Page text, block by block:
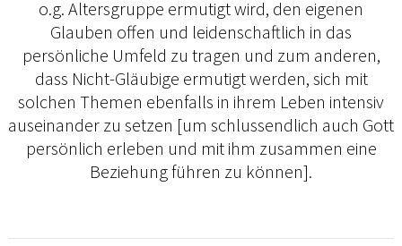
o.g. Altersgruppe ermutigt wird, den eigenen
Glauben offen und leidenschaftlich in das
persönliche Umfeld zu tragen und zum anderen,
dass Nicht-Gläubige ermutigt werden, sich mit
solchen Themen ebenfalls in ihrem Leben intensiv
auseinander zu setzen [um schlussendlich auch Gott
persönlich erleben und mit ihm zusammen eine
Beziehung führen zu können].